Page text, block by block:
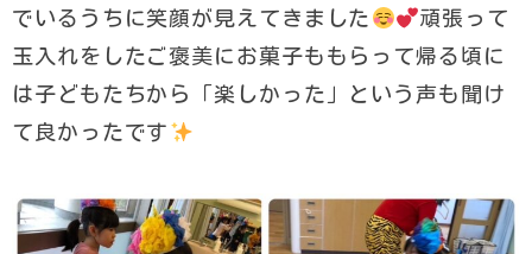
でいるうちに笑顔が見えてきました
頑張って
玉入れをしたご褒美にお菓子ももらって帰る頃に
は子どもたちから「楽しかった」という声も聞け
て良かったです